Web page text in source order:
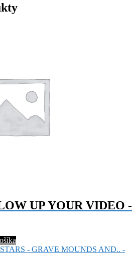
UP YOUR VIDEO -